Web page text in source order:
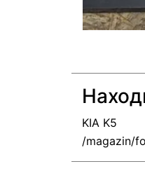
KIA K5